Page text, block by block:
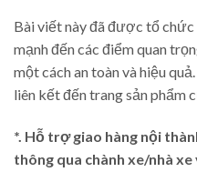
Bài viết này đã được tổ chức
mạnh đến các điểm quan
một cách an toàn và hiệu
liên kết đến trang sản phẩm
*. Hỗ trợ giao hàng nội
thông qua chành xe/nhà xe